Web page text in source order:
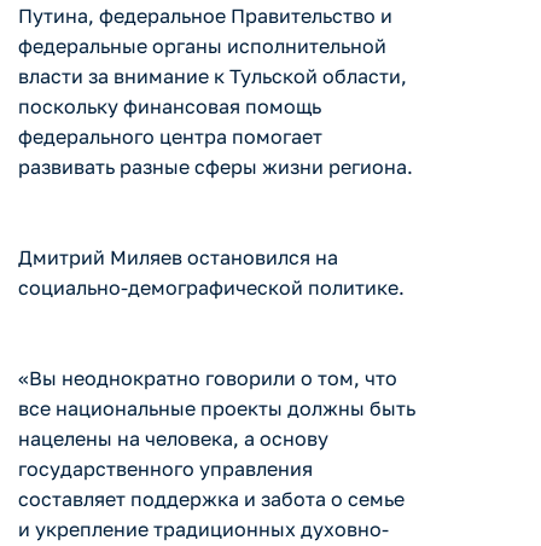
Путина, федеральное Правительство и
федеральные органы исполнительной
власти за внимание к Тульской области,
поскольку финансовая помощь
федерального центра помогает
развивать разные сферы жизни региона.
Дмитрий Миляев остановился на
социально-демографической политике.
«Вы неоднократно говорили о том, что
все национальные проекты должны быть
нацелены на человека, а основу
государственного управления
составляет поддержка и забота о семье
и укрепление традиционных духовно-